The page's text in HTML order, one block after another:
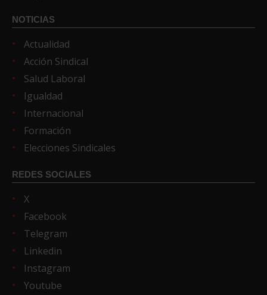
NOTICIAS
Actualidad
Acción Sindical
Salud Laboral
Igualdad
Internacional
Formación
Elecciones Sindicales
REDES SOCIALES
X
Facebook
Telegram
Linkedin
Instagram
Youtube